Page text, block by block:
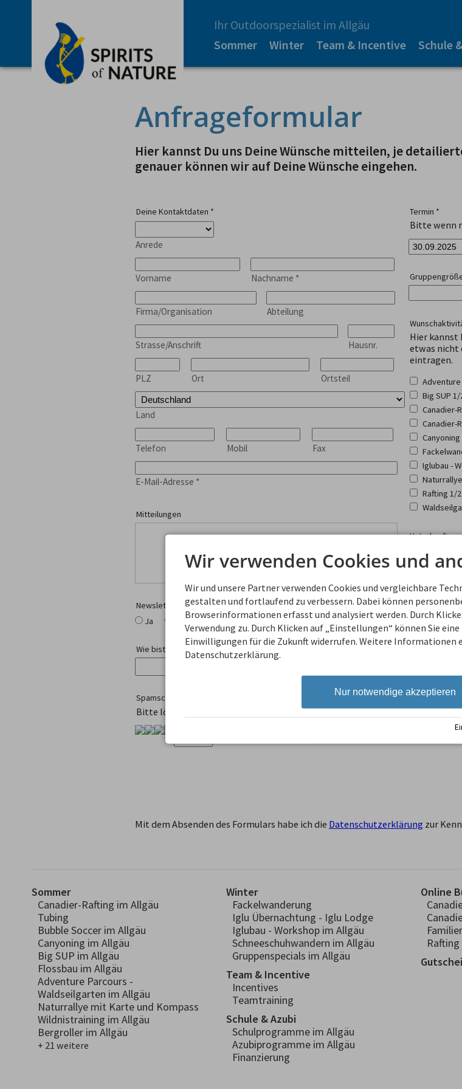
Ihr Outdoorspezialist im Allgäu
Sommer
Winter Team & Incentive Schule
Anfrageformular
Hier kannst Du uns Deine Wünsche mitteilen, je
genauer können wir auf Deine Wünsche eingehen.
Deine Kontaktdaten *
Anrede
Vorname Nachname *
Firma/Organisation Abteilung
Strasse/Anschrift Hausnr.
PLZ Ort Ortsteil
Land
Telefon Mobil Fax
E-Mail-Adresse *
Mitteilungen
Newsletter-Anmeldung
Ja
Nein
Wie bist Du auf uns gekommen?
Spamschutz
Bitte löse diese kleine Rechenaufgabe
Termin *
Bitte wenn
Hier kannst
etwas nicht
eintragen.
Adventure
Big SUP 1/
Canadier-
Canadier-
Iglubau -
Rafting 1/2
Unterkunft
Wir
Mit dem Absenden des Formulars habe ich die Datenschutzerklärung zur
Sommer
Canadier-Rafting im Allgäu
Tubing
Bubble Soccer im Allgäu
Canyoning im Allgäu
Big SUP im Allgäu
Flossbau im Allgäu
Adventure Parcours -
Waldseilgarten im Allgäu
Naturrallye mit Karte und Kompass
Wildnistraining im Allgäu
Bergroller im Allgäu
+ 21 weitere
Winter
Fackelwanderung
Iglu Übernachtung - Iglu Lodge
Iglubau - Workshop im Allgäu
Schneeschuhwandern im Allgäu
Gruppenspecials im Allgäu
Team & Incentive
Incentives
Teamtraining
Schule & Azubi
Schulprogramme im Allgäu
Azubiprogramme im Allgäu
Finanzierung
Online
Wir verwenden Cookies und
Wir und unsere Partner verwenden Cookies und vergleichbare
gestalten und fortlaufend zu verbessern. Dabei können
Browserinformationen erfasst und analysiert werden. Durch
Verwendung zu. Durch Klicken auf „Einstellungen“ können Sie
Einwilligungen für die Zukunft widerrufen. Weitere Informationen
Datenschutzerklärung.
Nur notwendige akzeptieren